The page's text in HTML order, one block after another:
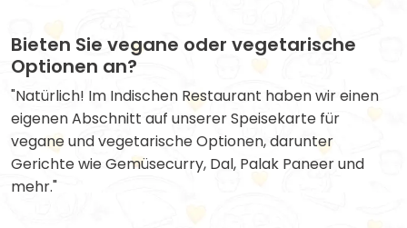
Bieten Sie vegane oder vegetarische
Optionen an?
"Natürlich! Im Indischen Restaurant haben wir einen
eigenen Abschnitt auf unserer Speisekarte für
vegane und vegetarische Optionen, darunter
Gerichte wie Gemüsecurry, Dal, Palak Paneer und
mehr."